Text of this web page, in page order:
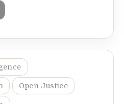
Open Justice